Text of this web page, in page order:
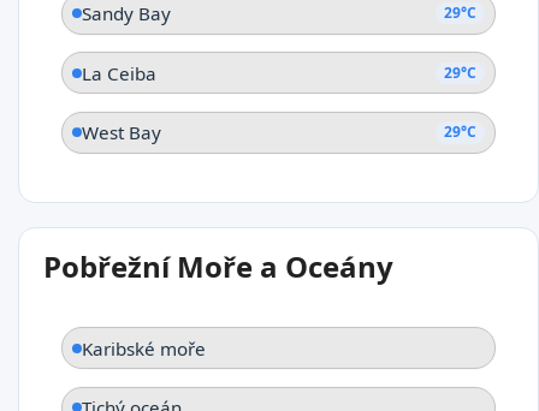
Sandy Bay 29°C
La Ceiba 29°C
West Bay 29°C
Pobřežní Moře a Oceány
Karibské moře